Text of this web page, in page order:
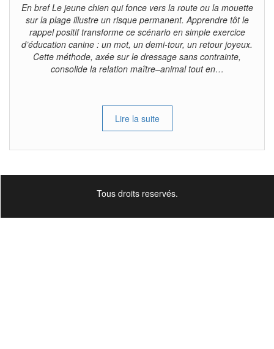
En bref Le jeune chien qui fonce vers la route ou la mouette
sur la plage illustre un risque permanent. Apprendre tôt le
rappel positif transforme ce scénario en simple exercice
d’éducation canine : un mot, un demi-tour, un retour joyeux.
Cette méthode, axée sur le dressage sans contrainte,
consolide la relation maître–animal tout en…
Lire la suite
Tous droits reservés.